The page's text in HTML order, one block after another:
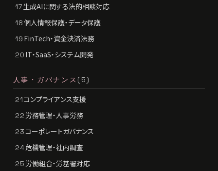
17生成AIに関する法的相談対応
18個人情報保護・データ保護
19 FinTech・資金決済法務
20 IT・SaaS・システム開発
人事・ガバナンス (5)
21コンプライアンス支援
22 労務管理・人事労務
23コーポレートガバナンス
24危機管理・社内調査
25 労働組合・労基署対応